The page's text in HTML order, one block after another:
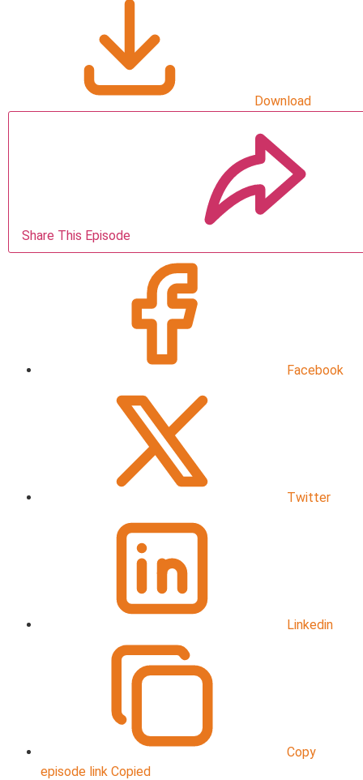
Download
Share This Episode
Facebook
Twitter
Linkedin
Copy
episode link Copied